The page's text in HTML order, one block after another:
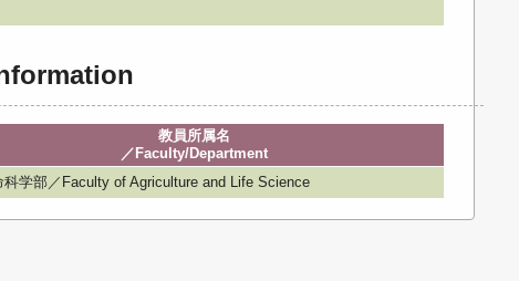
教員所属名
／Faculty/Department
科学部／Faculty of Agriculture and Life Science